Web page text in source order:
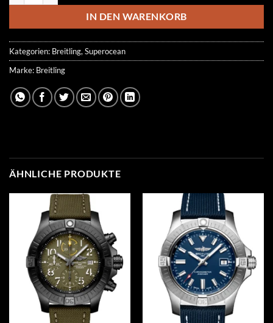
499.00 €269.00 €.
IN DEN WARENKORB
Kategorien: Breitling, Superocean
Marke: Breitling
ÄHNLICHE PRODUKTE